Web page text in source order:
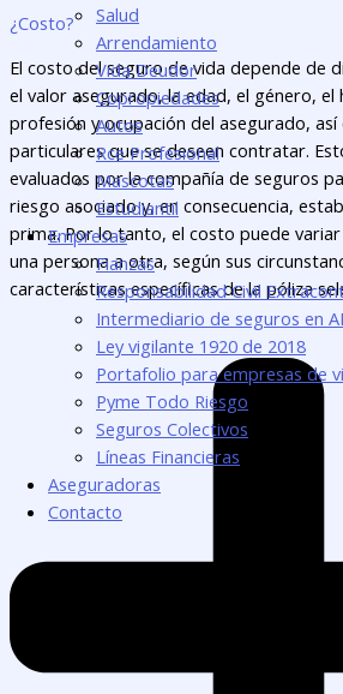
Salud
Arrendamiento
Vida Deudor
Copropiedades
Autos
Rce Profesional
Mascotas
Estudiantil
Empresas
Fianzas
Responsabilidad Civil
Intermediario de seguros en
Ley vigilante 1920 de 2018
Portafolio para empresas de
Pyme Todo Riesgo
Seguros Colectivos
Líneas Financieras
Aseguradoras
Contacto
¿Costo?
El costo del seguro de vida depende de
el valor asegurado, la edad, el género, el
profesión y ocupación del asegurado,
particulares que se deseen contratar.
evaluados por la compañía de seguros
riesgo asociado y, en consecuencia,
prima. Por lo tanto, el costo puede
una persona a otra, según sus
características específicas de la póliza